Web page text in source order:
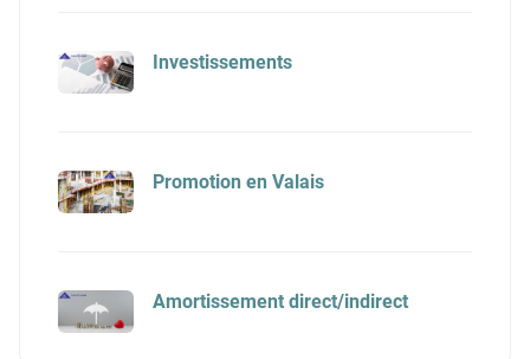
Investissements
Promotion en Valais
Amortissement direct/indirect